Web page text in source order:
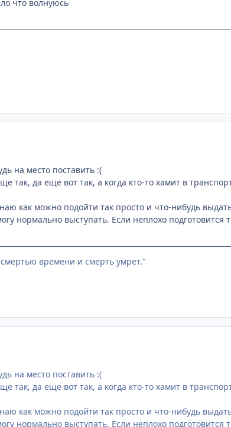
что волнуюсь
на место поставить :(
так, да еще вот так, а когда кто-то хамит в
как можно подойти так просто и что-нибудь
нормально выступать. Если неплохо подготовится
времени и смерть умрет."
на место поставить :(
так, да еще вот так, а когда кто-то хамит в
как можно подойти так просто и что-нибудь
нормально выступать. Если неплохо подготовится